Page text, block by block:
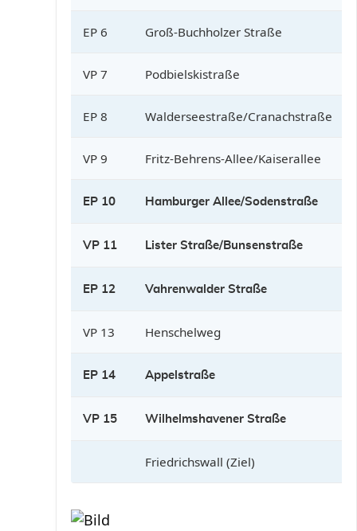
EP 6 Groß-Buchholzer Straße
VP 7 Podbielskistraße
EP 8 Walderseestraße/Cranachstraße
VP 9 Fritz-Behrens-Allee/Kaiserallee
EP 10 Hamburger Allee/Sodenstraße
VP 11 Lister Straße/Bunsenstraße
EP 12 Vahrenwalder Straße
VP 13 Henschelweg
EP 14 Appelstraße
VP 15 Wilhelmshavener Straße
Friedrichswall (Ziel)